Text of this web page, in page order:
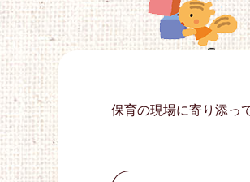
保育の現場に寄り添っ